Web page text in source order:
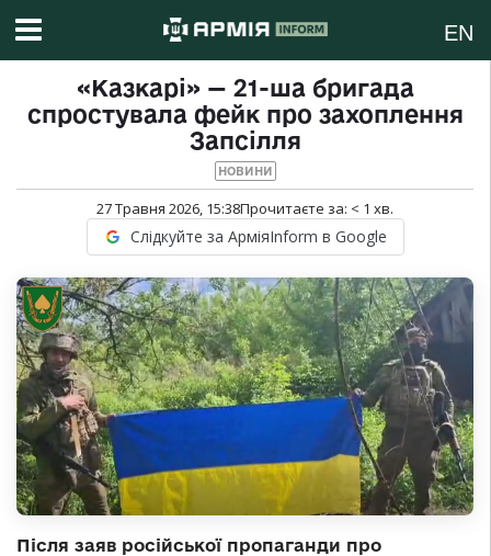
EN
«Казкарі» — 21-ша бригада
спростувала фейк про захоплення
Запсілля
НОВИНИ
27 Травня 2026, 15:38Прочитаєте за: < 1 хв.
Слідкуйте за АрміяInform в Google
Після заяв російської пропаганди про